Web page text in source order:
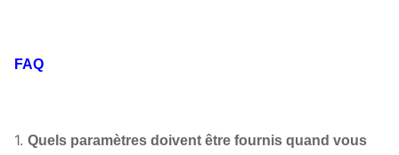
FAQ
1. Quels paramètres doivent être fournis quand vous